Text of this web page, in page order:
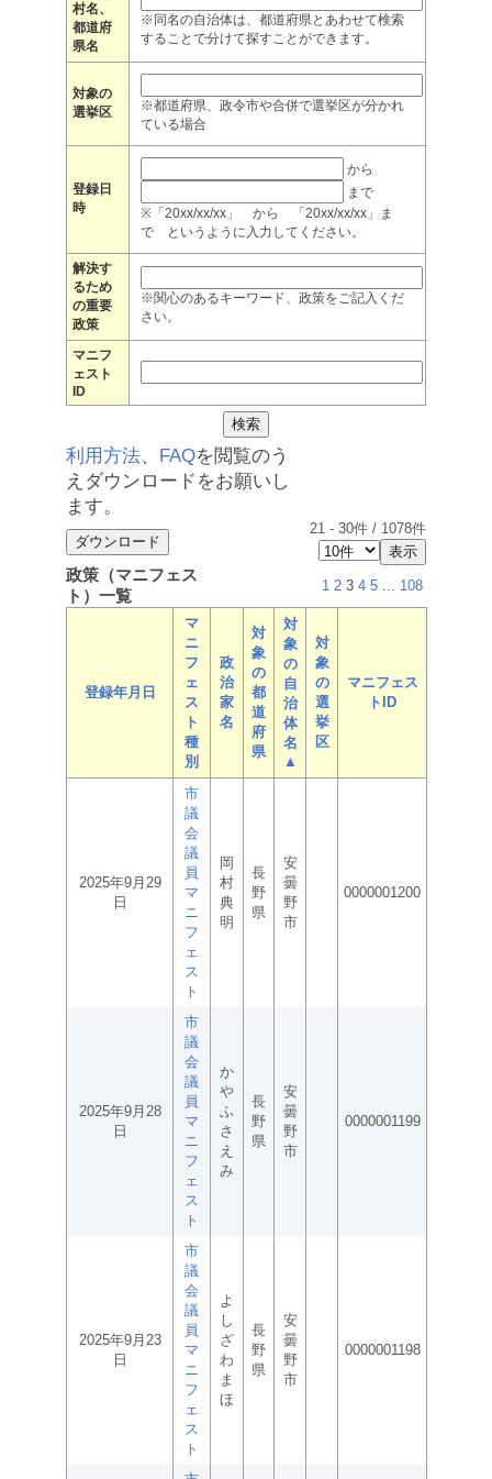
村名、
都道府
県名
※同名の自治体は、都道府県とあわせて検索
することで分けて探すことができます。
対象の
選挙区
※都道府県、政令市や合併で選挙区が分かれ
ている場合
登録日
時
から
まで
※「20xx/xx/xx」 から 「20xx/xx/xx」ま
で というように入力してください。
解決す
るため
の重要
政策
※関心のあるキーワード、政策をご記入くだ
さい。
マニフ
ェスト
ID
利用方法、 FAQを閲覧のう
えダウンロードをお願いし
ます。
21 - 30件 / 1078件
政策（マニフェス
ト）一覧
1 2 3 4 5 ... 108
登録年月日
マ
ニ
フ
ェ
ス
ト
種
別
政
治
家
名
対
象
の
都
道
府
県
対
象
の
自
治
体
名
▲
対
象
の
選
挙
区
マニフェス
トID
2025年9月29
日
市
議
会
議
員
マ
ニ
フ
ェ
ス
ト
岡
村
典
明
長
野
県
安
曇
野
市
0000001200
2025年9月28
日
市
議
会
議
員
マ
ニ
フ
ェ
ス
ト
か
や
ふ
さ
え
み
長
野
県
安
曇
野
市
0000001199
2025年9月23
日
市
議
会
議
員
マ
ニ
フ
ェ
ス
ト
よ
し
ざ
わ
ま
ほ
長
野
県
安
曇
野
市
0000001198